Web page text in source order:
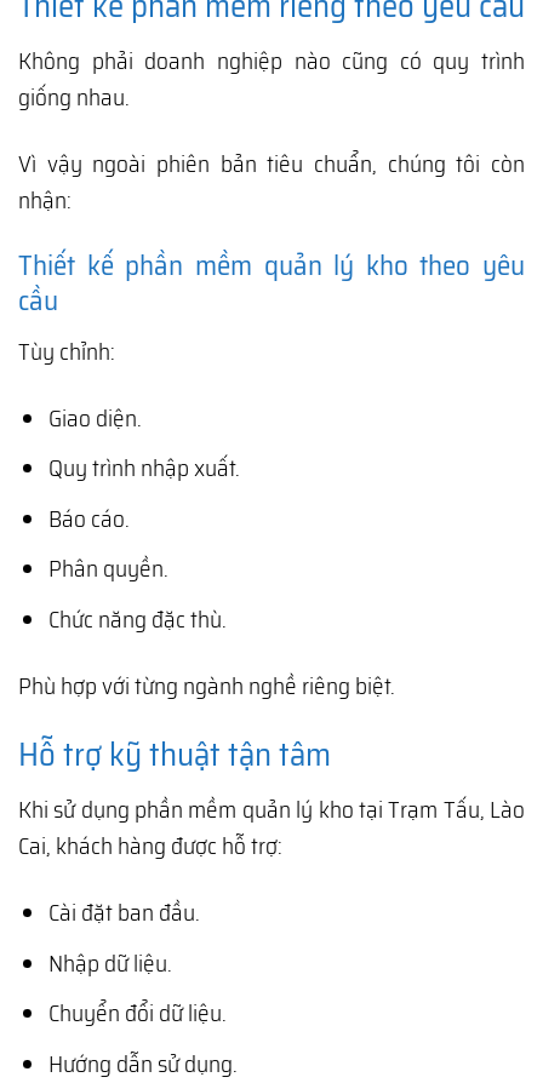
Không phải doanh nghiệp nào cũng có quy trình
giống nhau.
Vì vậy ngoài phiên bản tiêu chuẩn, chúng tôi còn
nhận:
Thiết kế phần mềm quản lý kho theo yêu
cầu
Tùy chỉnh:
Giao diện.
Quy trình nhập xuất.
Báo cáo.
Phân quyền.
Chức năng đặc thù.
Phù hợp với từng ngành nghề riêng biệt.
Hỗ trợ kỹ thuật tận tâm
Khi sử dụng phần mềm quản lý kho tại Trạm Tấu, Lào
Cai, khách hàng được hỗ trợ:
Cài đặt ban đầu.
Nhập dữ liệu.
Chuyển đổi dữ liệu.
Hướng dẫn sử dụng.